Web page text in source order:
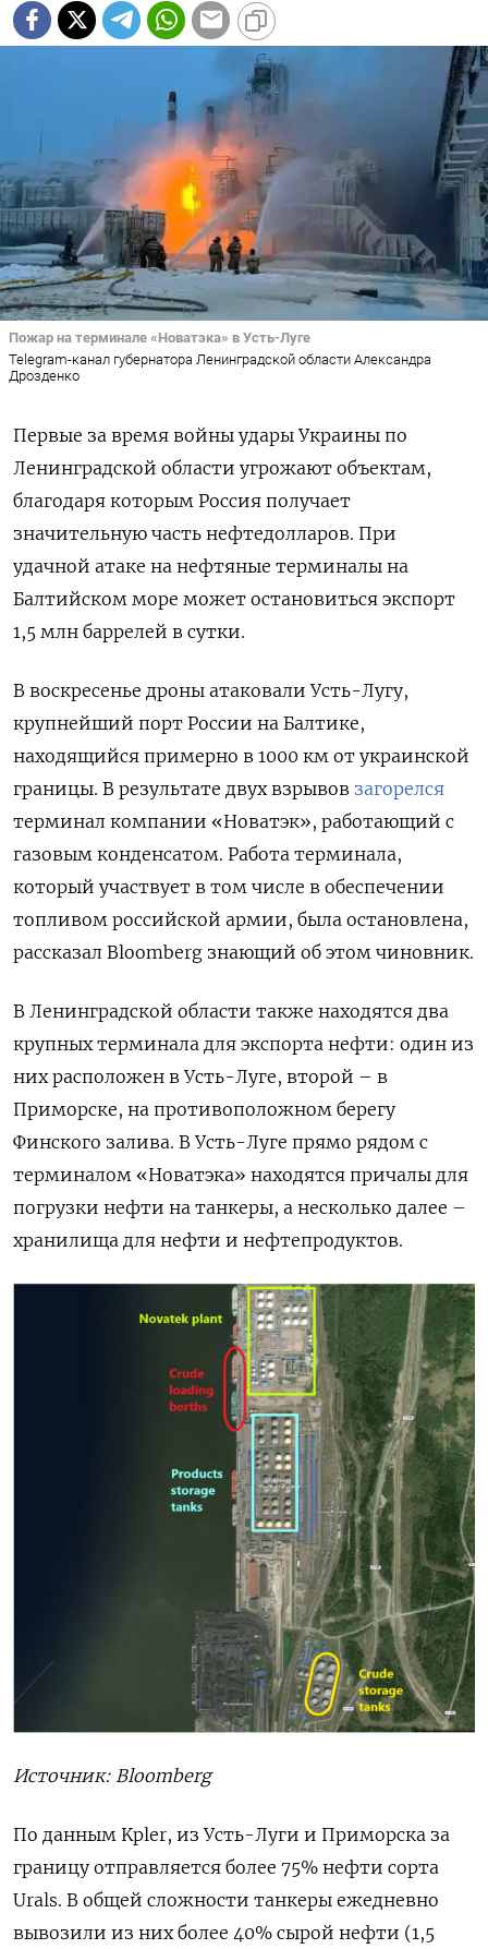
Пожар на терминале «Новатэка» в Усть-Луге
Telegram-канал губернатора Ленинградской области Александра
Дрозденко
Первые за время войны удары Украины по
Ленинградской области угрожают объектам,
благодаря которым Россия получает
значительную часть нефтедолларов. При
удачной атаке на нефтяные терминалы на
Балтийском море может остановиться экспорт
1,5 млн баррелей в сутки.
В воскресенье дроны атаковали Усть-Лугу,
крупнейший порт России на Балтике,
находящийся примерно в 1000 км от украинской
границы. В результате двух взрывов загорелся
терминал компании «Новатэк», работающий с
газовым конденсатом. Работа терминала,
который участвует в том числе в обеспечении
топливом российской армии, была остановлена,
рассказал Bloomberg знающий об этом чиновник.
В Ленинградской области также находятся два
крупных терминала для экспорта нефти: один из
них расположен в Усть-Луге, второй – в
Приморске, на противоположном берегу
Финского залива. В Усть-Луге прямо рядом с
терминалом «Новатэка» находятся причалы для
погрузки нефти на танкеры, а несколько далее –
хранилища для нефти и нефтепродуктов.
Источник: Bloomberg
По данным Kpler, из Усть-Луги и Приморска за
границу отправляется более 75% нефти сорта
Urals. В общей сложности танкеры ежедневно
вывозили из них более 40% сырой нефти (1,5